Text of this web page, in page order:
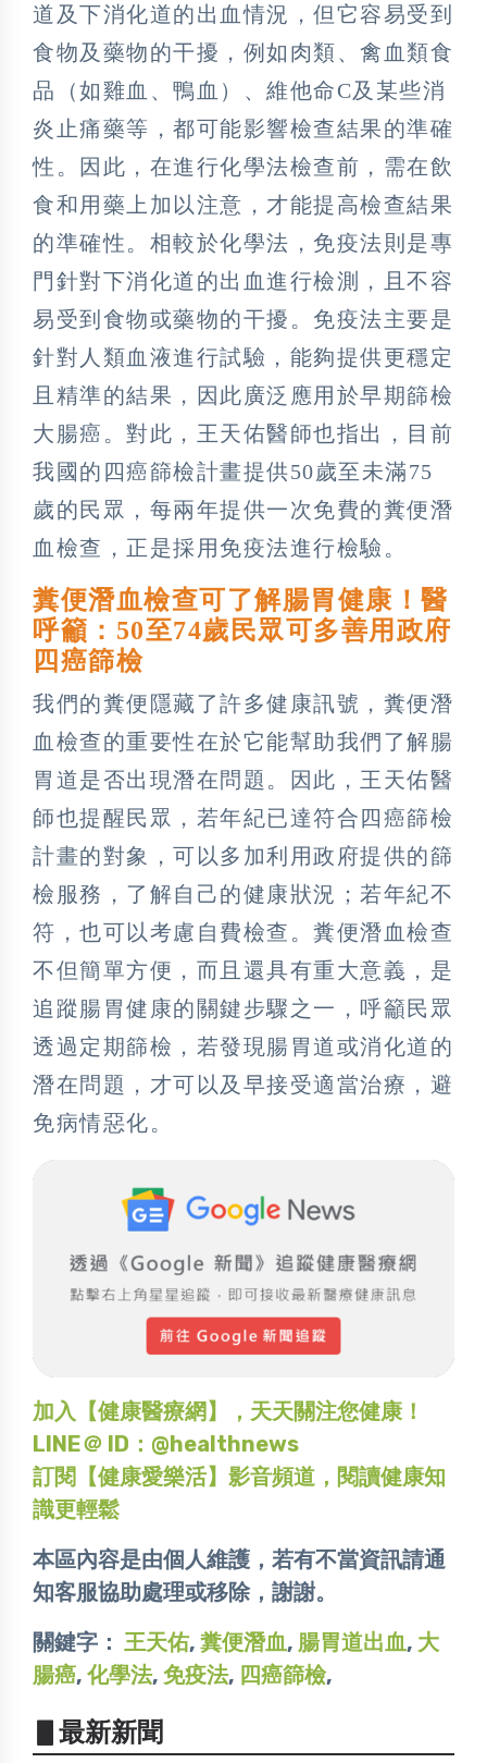
道及下消化道的出血情況，但它容易受到
食物及藥物的干擾，例如肉類、禽血類食
品（如雞血、鴨血）、維他命C及某些消
炎止痛藥等，都可能影響檢查結果的準確
性。因此，在進行化學法檢查前，需在飲
食和用藥上加以注意，才能提高檢查結果
的準確性。相較於化學法，免疫法則是專
門針對下消化道的出血進行檢測，且不容
易受到食物或藥物的干擾。免疫法主要是
針對人類血液進行試驗，能夠提供更穩定
且精準的結果，因此廣泛應用於早期篩檢
大腸癌。對此，王天佑醫師也指出，目前
我國的四癌篩檢計畫提供50歲至未滿75
歲的民眾，每兩年提供一次免費的糞便潛
血檢查，正是採用免疫法進行檢驗。
糞便潛血檢查可了解腸胃健康！醫
呼籲：50至74歲民眾可多善用政府
四癌篩檢
我們的糞便隱藏了許多健康訊號，糞便潛
血檢查的重要性在於它能幫助我們了解腸
胃道是否出現潛在問題。因此，王天佑醫
師也提醒民眾，若年紀已達符合四癌篩檢
計畫的對象，可以多加利用政府提供的篩
檢服務，了解自己的健康狀況；若年紀不
符，也可以考慮自費檢查。糞便潛血檢查
不但簡單方便，而且還具有重大意義，是
追蹤腸胃健康的關鍵步驟之一，呼籲民眾
透過定期篩檢，若發現腸胃道或消化道的
潛在問題，才可以及早接受適當治療，避
免病情惡化。
加入【健康醫療網】，天天關注您健康！
LINE＠ ID：@healthnews
訂閱【健康愛樂活】影音頻道，閱讀健康知
識更輕鬆
本區內容是由個人維護，若有不當資訊請通
知客服協助處理或移除，謝謝。
關鍵字： 王天佑, 糞便潛血, 腸胃道出血, 大
腸癌, 化學法, 免疫法, 四癌篩檢,
▋最新新聞